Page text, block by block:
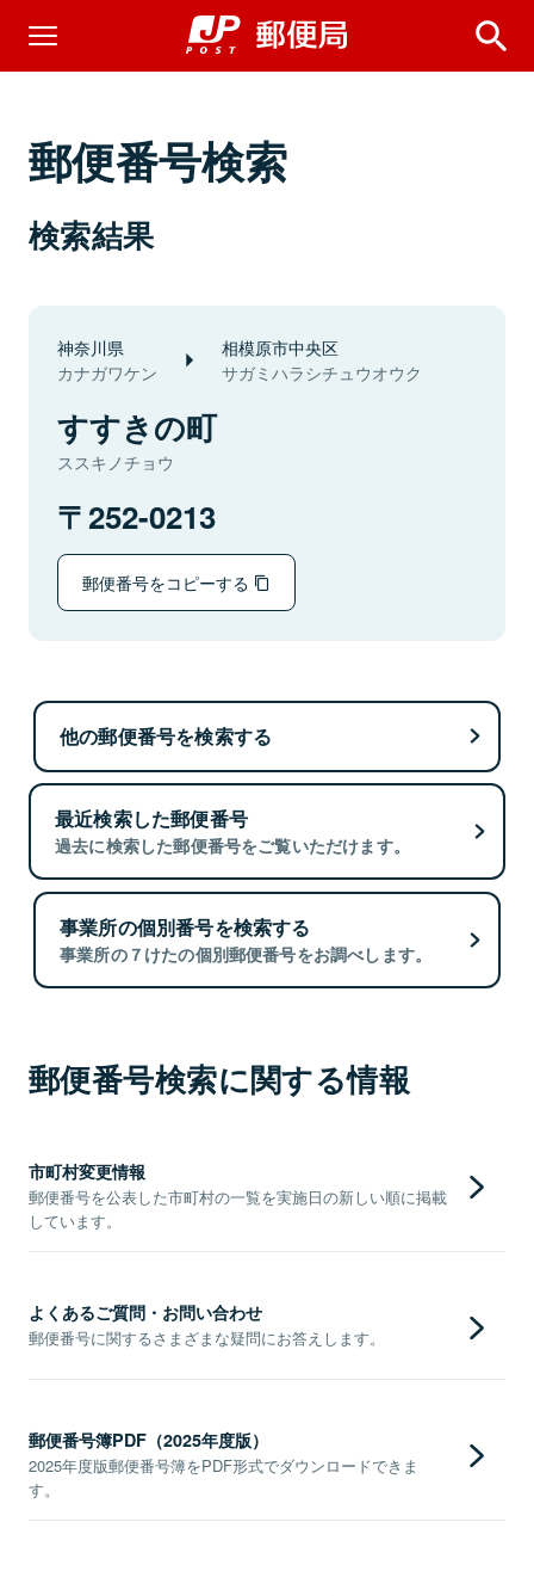
郵便番号検索
検索結果
神奈川県
カナガワケン
相模原市中央区
サガミハラシチュウオウク
すすきの町
ススキノチョウ
252-0213
郵便番号をコピーする
他の郵便番号を検索する
最近検索した郵便番号
過去に検索した郵便番号をご覧いただけます。
事業所の個別番号を検索する
事業所の７けたの個別郵便番号をお調べします。
郵便番号検索に関する情報
市町村変更情報
郵便番号を公表した市町村の一覧を実施日の新しい順に掲載
しています。
よくあるご質問・お問い合わせ
郵便番号に関するさまざまな疑問にお答えします。
郵便番号簿PDF（2025年度版）
2025年度版郵便番号簿をPDF形式でダウンロードできま
す。